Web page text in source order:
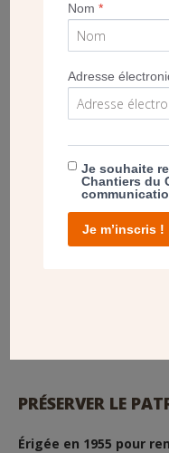
PRÉSERVER LE
Érigée en 1955 pour
Nom*
Adresse
Je souhaite
Chantiers du
Je m’inscris !